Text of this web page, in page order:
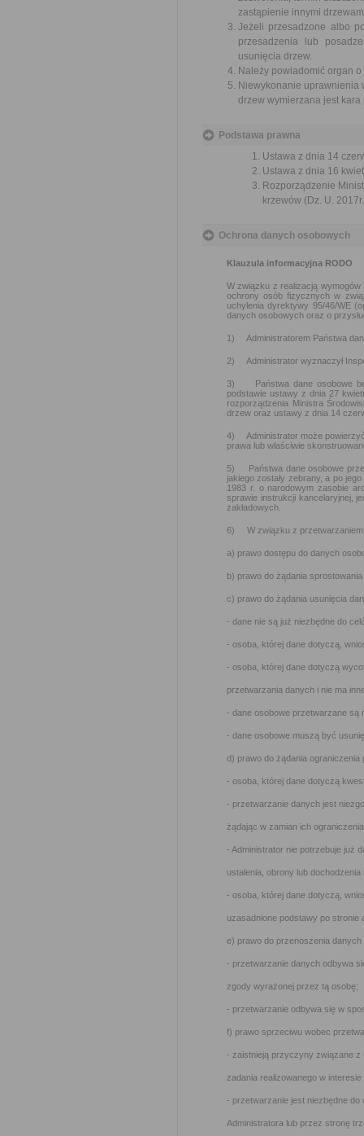
zastąpienie innymi
Jeżeli przesadzone albo
przesadzenia lub
usunięcia drzew.
Należy powiadomić organ
Niewykonanie uprawnienia
drzew wymierzana jest kara
Podstawa prawna
Ustawa z dnia 14
Ustawa z dnia 16
Rozporządzenie
krzewów (Dz. U.
Ochrona danych osobowych
Klauzula informacyjna RODO
W związku z realizacją
ochrony osób fizycznych w
uchylenia dyrektywy 95/46/WE
danych osobowych oraz o
1) Administratorem Państwa
2) Administrator wyznaczył
3) Państwa dane osobowe
podstawie ustawy z dnia 27
rozporządzenia Ministra
drzew oraz ustawy z dnia 14
4) Administrator może powierzyć
prawa lub właściwie
5) Państwa dane osobowe
jakiego zostały zebrany, a po
1983 r. o narodowym zasobie
sprawie instrukcji kancelaryjnej,
zakładowych.
6) W związku z przetwarzaniem
a) prawo dostępu do danych
b) prawo do żądania
c) prawo do żądania usunięcia
- dane nie są już niezbędne do
- osoba, której dane dotyczą,
- osoba, której dane dotyczą
przetwarzania danych i nie ma
- dane osobowe przetwarzane są
- dane osobowe muszą być
d) prawo do żądania
- osoba, której dane dotyczą
- przetwarzanie danych jest
żądając w zamian ich
- Administrator nie potrzebuje już
ustalenia, obrony lub
- osoba, której dane dotyczą,
uzasadnione podstawy po
e) prawo do przenoszenia danych
- przetwarzanie danych odbywa
zgody wyrażonej przez tą osobę;
- przetwarzanie odbywa się w
f) prawo sprzeciwu wobec
- zaistnieją przyczyny związane z
zadania realizowanego w
- przetwarzanie jest niezbędne
Administratora lub przez stronę